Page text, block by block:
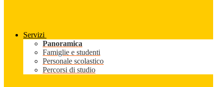
Servizi
Panoramica
Famiglie e studenti
Personale scolastico
Percorsi di studio